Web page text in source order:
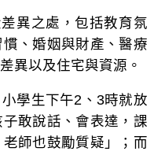
異之處，包括教育氛
、婚姻與財產、醫療
異以及住宅與資源。
學生下午2、3時就放
敢說話、會表達，課
師也鼓勵質疑」；而